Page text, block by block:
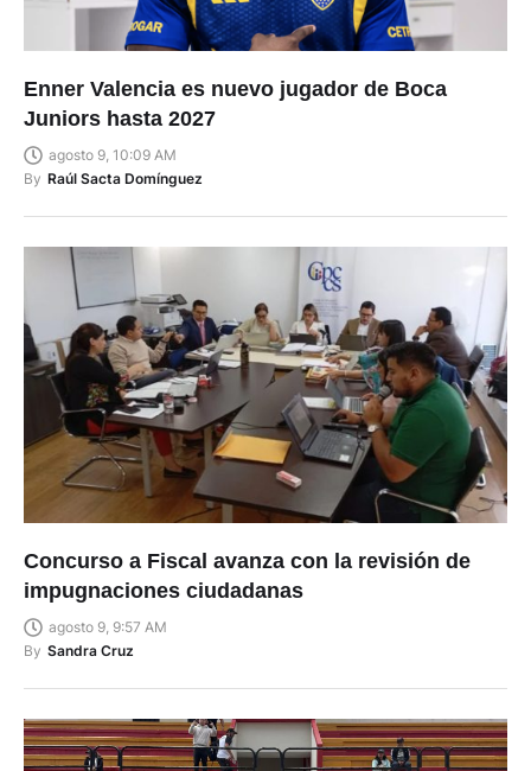
Enner Valencia es nuevo jugador de Boca
Juniors hasta 2027
agosto 9, 10:09 AM
By Raúl Sacta Domínguez
Concurso a Fiscal avanza con la revisión de
impugnaciones ciudadanas
agosto 9, 9:57 AM
By Sandra Cruz